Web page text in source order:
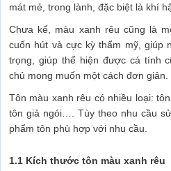
mát mẻ, trong lành, đặc biệt là khí
Chưa kể, màu xanh rêu cũng là
cuốn hút và cực kỳ thẩm mỹ, giúp
trọng, giúp thể hiện được cá tính
chủ mong muốn một cách đơn giản.
Tôn màu xanh rêu có nhiều loại:
tôn giả ngói…. Tùy theo nhu cầu
phẩm tôn phù hợp với nhu cầu.
1.1 Kích thước tôn màu xanh rêu